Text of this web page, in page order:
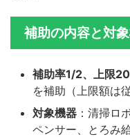
補助の内容と対
補助率1/2、上限
を補助（上限額は
対象機器 ：清掃ロ
ペンサー、とろみ